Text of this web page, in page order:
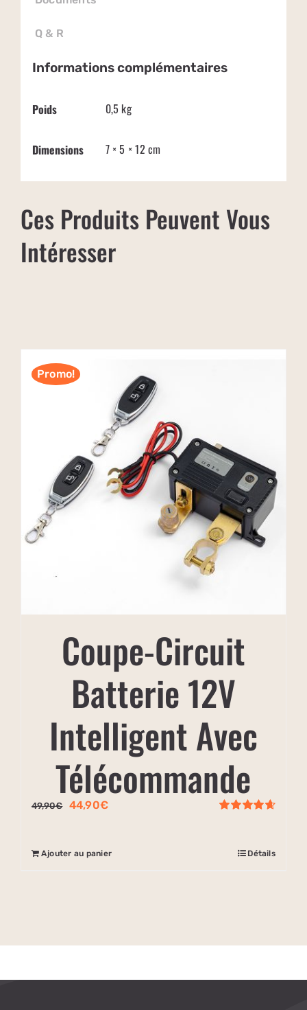
Q & R
Informations complémentaires
Poids 0,5 kg
Dimensions 7 × 5 × 12 cm
Ces Produits Peuvent Vous
Intéresser
Promo!
Coupe-Circuit
Batterie 12V
Intelligent Avec
Télécommande
49,90€
Le
49,90€.
44,90€Le
44,90€.
Ajouter au panier Détails